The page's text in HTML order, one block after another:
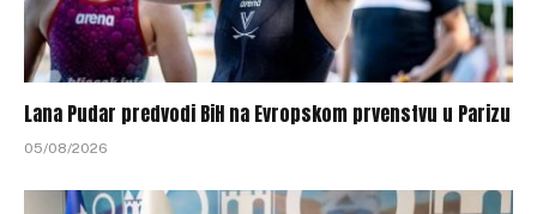
Lana Pudar predvodi BiH na Evropskom prvenstvu u Parizu
05/08/2026